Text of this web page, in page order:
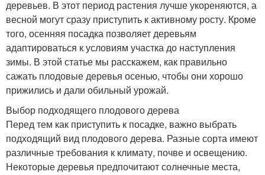
деревьев. В этот период растения лучше укореняются, а
весной могут сразу приступить к активному росту. Кроме
того, осенняя посадка позволяет деревьям
адаптироваться к условиям участка до наступления
зимы. В этой статье мы расскажем, как правильно
сажать плодовые деревья осенью, чтобы они хорошо
прижились и дали обильный урожай.
Выбор подходящего плодового дерева
Перед тем как приступить к посадке, важно выбрать
подходящий вид плодового дерева. Разные сорта имеют
различные требования к климату, почве и освещению.
Некоторые деревья предпочитают солнечные места,